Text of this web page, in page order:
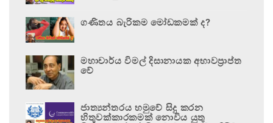
ගණිතය බැරිකම මෝඩකමක් ද?
මහාචාර්ය විමල් දිසානායක අභාවප්‍රාප්ත
වේ
ජාත්‍යන්තරය හමුවේ සිදු කරන
හිතුවක්කාරකමක් නොවිය යුතු